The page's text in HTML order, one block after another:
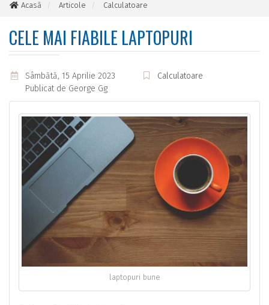
Acasă Articole
Calculatoare
CELE MAI FIABILE LAPTOPURI
Sâmbătă, 15 Aprilie 2023
Calculatoare
Publicat de George Gg
laptopuri bune